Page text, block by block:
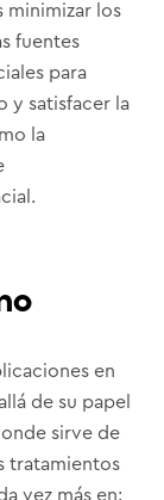
minimizar los
fuentes
para
y satisfacer la
la
en
de su papel
sirve de
tratamientos
vez más en: